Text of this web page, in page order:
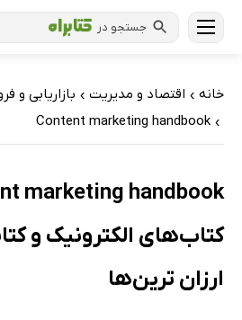
جستجو در
خانه › اقتصاد و مدیریت › بازاریابی و
›
Content marketing handbook
کتاب‌های الکترونیک و
ارزان ترین‌ها